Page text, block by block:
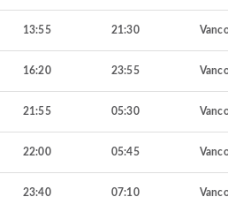
13:55 21:30
16:20 23:55
21:55 05:30
22:00 05:45
23:40 07:10